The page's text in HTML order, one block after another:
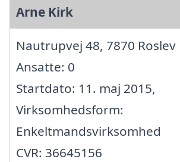
Arne Kirk
Nautrupvej 48, 7870 Roslev
Ansatte: 0
Startdato: 11. maj 2015,
Virksomhedsform:
Enkeltmandsvirksomhed
CVR: 36645156